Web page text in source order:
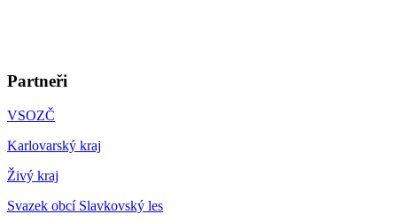
Partneři
VSOZČ
Karlovarský kraj
Živý kraj
Svazek obcí Slavkovský les